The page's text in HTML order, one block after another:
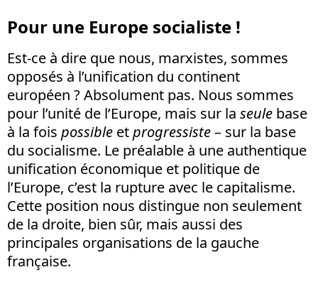
Pour une Europe socialiste !
Est-ce à dire que nous, marxistes, sommes
opposés à l’unification du continent
européen ? Absolument pas. Nous sommes
pour l’unité de l’Europe, mais sur la seule base
à la fois possible etprogressiste– sur la base
du socialisme. Le préalable à une authentique
unification économique et politique de
l’Europe, c’est la rupture avec le capitalisme.
Cette position nous distingue non seulement
de la droite, bien sûr, mais aussi des
principales organisations de la gauche
française.